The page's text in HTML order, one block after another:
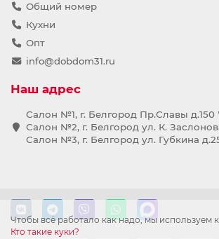
Чтобы всё работало как надо, мы используем
Кто такие куки?
Общий номер
Кухни
Опт
info@dobdom31.ru
Наш адрес
Салон №1, г. Белгород Пр.Славы д.150
Салон №2, г. Белгород ул. К.
Салон №3, г. Белгород ул. Губкина